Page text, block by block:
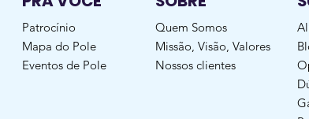
Patrocínio
Mapa do Pole
Eventos de Pole
Quem Somos
Missão, Visão, Valores
Nossos clientes